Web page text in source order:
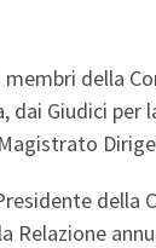
della
dai Giudici per
della
Relazione